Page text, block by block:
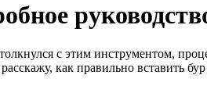
с этим инструментом,
как правильно вставить